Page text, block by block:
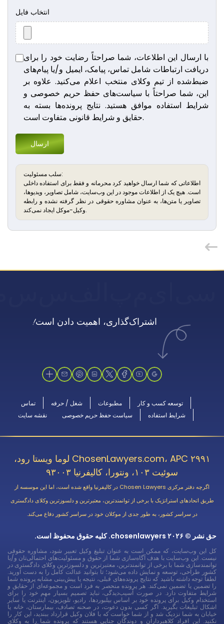
انتخاب فایل
با ارسال این اطلاعات، شما صراحتاً رضایت خود را برای
دریافت ارتباطات شامل تماس، پیامک، ایمیل و/یا پیام‌های
ضبط‌شده از تیم وکلای منتخب اعلام می‌کنید. علاوه بر
این، شما صراحتاً با سیاست‌های حفظ حریم خصوصی و
شرایط استفاده موافق هستید. نتایج پرونده‌ها بسته به
حقایق و شرایط قانونی متفاوت است.
ارسال
سلب مسئولیت:
اطلاعاتی که شما ارسال خواهید کرد محرمانه و فقط برای استفاده داخلی
است. هیچ یک از اطلاعات موجود در این وب‌سایت، شامل تصاویر، ویدیوها،
تصاویر یا متن‌ها، به عنوان مشاوره حقوقی در نظر گرفته نشده و رابطه
وکیل-موکل ایجاد نمی‌کند.
اشتراک‌گذاری، اهمیت دادن است!
توسعه کسب و کار مطبوعات شغل / حرفه
تماس
شرایط استفاده
سیاست حفظ حریم خصوصی نقشه سایت
ChosenLawyers.com، APC ۲۹۹۱ لوما ویستا رود،
سوئیت ۱۰۳، ونتورا، کالیفرنیا ۹۳۰۰۳
اگرچه دفتر مرکزی Chosen Lawyers در کالیفرنیا واقع شده است، اما این موسسه از
طریق اتحادهای استراتژیک با برخی از توانمندترین، معتبرترین و دلسوزترین وکلای دادگستری
در سراسر کشور، به طور جدی از موکلان خود در سراسر کشور دفاع می‌کند.
حق نشر © ۲۰۲۶ chosenlawyers. کلیه حقوق محفوظ است.
کل این وب‌سایت، که ممکن است به عنوان تبلیغ وکیل تعبیر شود، مشاوره حقوقی
نیست. این وب‌سایت با هدف آگاه‌سازی شما از حقوق و مسئولیت‌های احتمالی‌تان و/یا
توانمندسازی شما با برخی از توانمندترین، معتبرترین و دلسوزترین وکلای دادگستری در
کشور طراحی، توسعه و نمایش داده می‌شود؛ تا بتوانید عدالت کامل را به دست آورید.
لطفاً توجه داشته باشید که نتایج پرونده‌های قبلی، نتیجه یا پیش‌بینی مشابه پرونده شما
را تضمین یا تضمین نمی‌کند. هر پرونده منحصر به فرد است و مجموعه‌ای از حقایق و
شرایط متفاوت دارد. در صورت آسیب‌دیدگی، نباید تصمیم بسیار مهم خود را برای
استخدام وکیل برای پرونده خود بر اساس بیلبوردها، رادیو، تلویزیون، اینترنت یا سایر
اشکال تبلیغات بگیرید. اگر کسی بدون دعوت، در صحنه تصادف، بیمارستان، خانه یا
خیابان به شما نزدیک شد و از شما خواست که با فلان وکیل قرارداد ببندید، این کار را
نکنید. این افراد کلاهبرداران و دوندگان جنایی هستند که پرونده شما را به وکلای